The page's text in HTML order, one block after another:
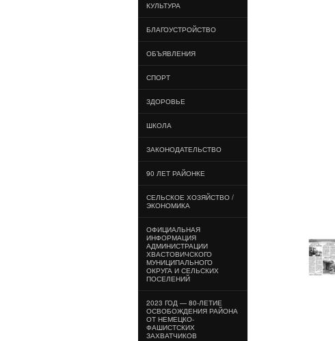
КУЛЬТУРА
БЛАГОУСТРОЙСТВО
ОБЪЯВЛЕНИЯ
СПОРТ
ЗДОРОВЬЕ
ШКОЛА
ЗАКОНОДАТЕЛЬСТВО
90 ЛЕТ РАЙОНКЕ
СЕЛЬСКОЕ ХОЗЯЙСТВО /
ЭКОНОМИКА
ОФИЦИАЛЬНАЯ
ИНФОРМАЦИЯ
АДМИНИСТРАЦИИ
ХВАСТОВИЧСКОГО
МУНИЦИПАЛЬНОГО
ОКРУГА И СЕЛЬСКИХ
ПОСЕЛЕНИЙ
2023 ГОД — 80-ЛЕТИЕ
ОСВОБОЖДЕНИЯ РАЙОНА
ОТ НЕМЕЦКО-
ФАШИСТСКИХ
ЗАХВАТЧИКОВ